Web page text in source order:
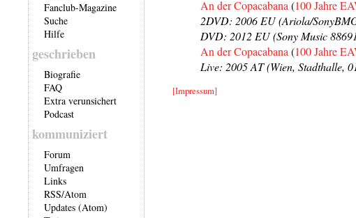
Fanclub-Magazine
Suche
Hilfe
geschrieben
Biografie
FAQ
Extra verunsichert
Podcast
kommuniziert
Forum
Umfragen
Links
RSS/Atom
Updates (Atom)
An der Copacabana (100 Jahre
2DVD: 2006 EU (Ariola/
DVD: 2012 EU (Sony Music
An der Copacabana (100 Jahre
Live: 2005 AT (Wien, Stadthalle,
[Impressum]